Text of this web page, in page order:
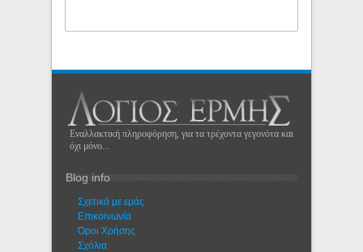
Εναλλακτική πληροφόρηση, για τα τρέχοντα γεγονότα και
όχι μόνο...
Blog info
Σχετικά με εμάς
Eπικοινωνία
Όροι Χρήσης
Σχόλια